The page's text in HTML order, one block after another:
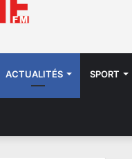
ACTUALITÉS SPORT